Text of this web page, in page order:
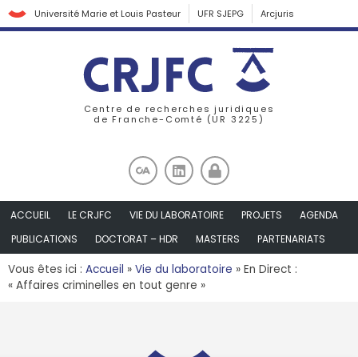
Université Marie et Louis Pasteur UFR SJEPG Arcjuris
Centre de recherches juridiques
de Franche-Comté (UR 3225)
ACCUEIL LE CRJFC VIE DU LABORATOIRE PROJETS
AGENDA
PUBLICATIONS
DOCTORAT – HDR MASTERS PARTENARIATS
Vous êtes ici : Accueil » Vie du laboratoire » En Direct :
« Affaires criminelles en tout genre »